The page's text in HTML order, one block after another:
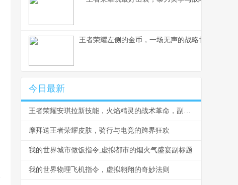
王者荣耀左侧的金币，一场无声的战略博弈
今日最新
王者荣耀安琪拉新技能，火焰精灵的战术革命，副标题，从爆发法师到战略核心的蜕变
摩拜送王者荣耀皮肤，骑行与电竞的跨界狂欢
我的世界城市做饭指令,虚拟都市的烟火气盛宴副标题
我的世界物理飞机指令，虚拟翱翔的奇妙法则